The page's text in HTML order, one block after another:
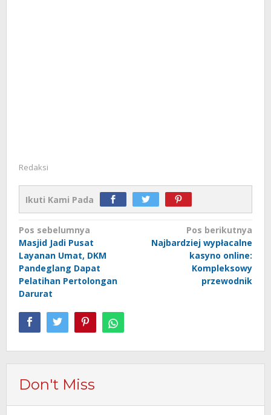
Redaksi
Ikuti Kami Pada
Navigasi
pos
Pos sebelumnya
Masjid Jadi Pusat
Layanan Umat, DKM
Pandeglang Dapat
Pelatihan Pertolongan
Darurat
Pos berikutnya
Najbardziej wypłacalne
kasyno online:
Kompleksowy
przewodnik
Don't Miss